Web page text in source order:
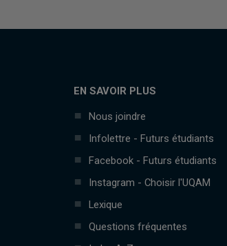
EN SAVOIR PLUS
Nous joindre
Infolettre - Futurs étudiants
Facebook - Futurs étudiants
Instagram - Choisir l'UQAM
Lexique
Questions fréquentes